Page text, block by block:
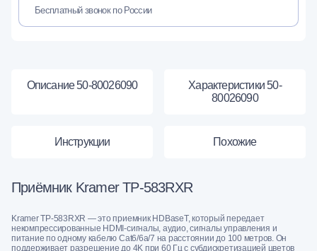
Бесплатный звонок по России
Описание 50-80026090
Характеристики 50-
80026090
Инструкции Похожие
Приёмник Kramer TP-583RXR
Kramer TP-583RXR — это приемник HDBaseT, который передает
некомпрессированные HDMI-сигналы, аудио, сигналы управления и
питание по одному кабелю Cat6/6a/7 на расстоянии до 100 метров. Он
поддерживает разрешение до 4K при 60 Гц с субдискретизацией цветов